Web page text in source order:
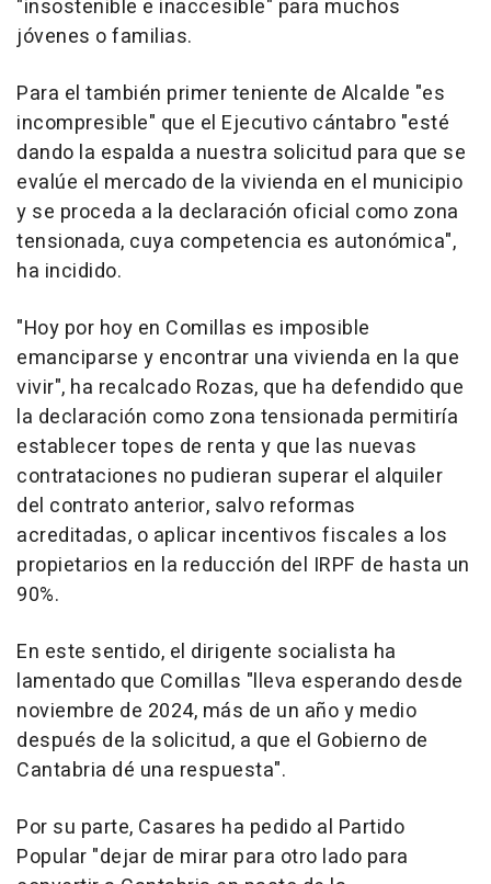
"insostenible e inaccesible" para muchos
jóvenes o familias.
Para el también primer teniente de Alcalde "es
incompresible" que el Ejecutivo cántabro "esté
dando la espalda a nuestra solicitud para que se
evalúe el mercado de la vivienda en el municipio
y se proceda a la declaración oficial como zona
tensionada, cuya competencia es autonómica",
ha incidido.
"Hoy por hoy en Comillas es imposible
emanciparse y encontrar una vivienda en la que
vivir", ha recalcado Rozas, que ha defendido que
la declaración como zona tensionada permitiría
establecer topes de renta y que las nuevas
contrataciones no pudieran superar el alquiler
del contrato anterior, salvo reformas
acreditadas, o aplicar incentivos fiscales a los
propietarios en la reducción del IRPF de hasta un
90%.
En este sentido, el dirigente socialista ha
lamentado que Comillas "lleva esperando desde
noviembre de 2024, más de un año y medio
después de la solicitud, a que el Gobierno de
Cantabria dé una respuesta".
Por su parte, Casares ha pedido al Partido
Popular "dejar de mirar para otro lado para